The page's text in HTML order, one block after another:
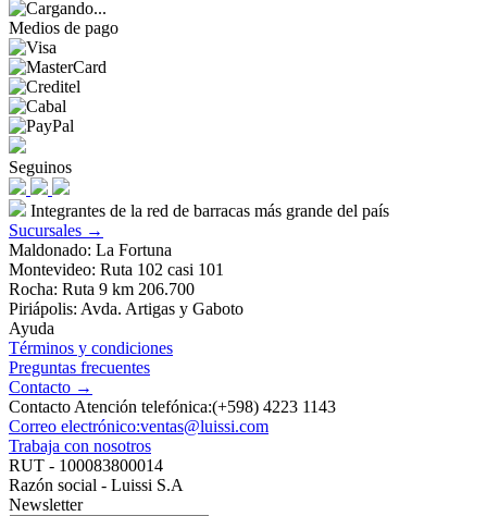
Medios de pago
Seguinos
Integrantes de la red de barracas más grande del país
Sucursales →
Maldonado: La Fortuna
Montevideo: Ruta 102 casi 101
Rocha: Ruta 9 km 206.700
Piriápolis: Avda. Artigas y Gaboto
Ayuda
Términos y condiciones
Preguntas frecuentes
Contacto →
Contacto Atención telefónica:(+598) 4223 1143
Correo electrónico:ventas@luissi.com
Trabaja con nosotros
RUT - 100083800014
Razón social - Luissi S.A
Newsletter